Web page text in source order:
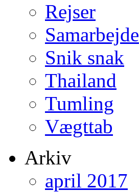
Rejser
Samarbejde
Snik snak
Thailand
Tumling
Vægttab
Arkiv
april 2017